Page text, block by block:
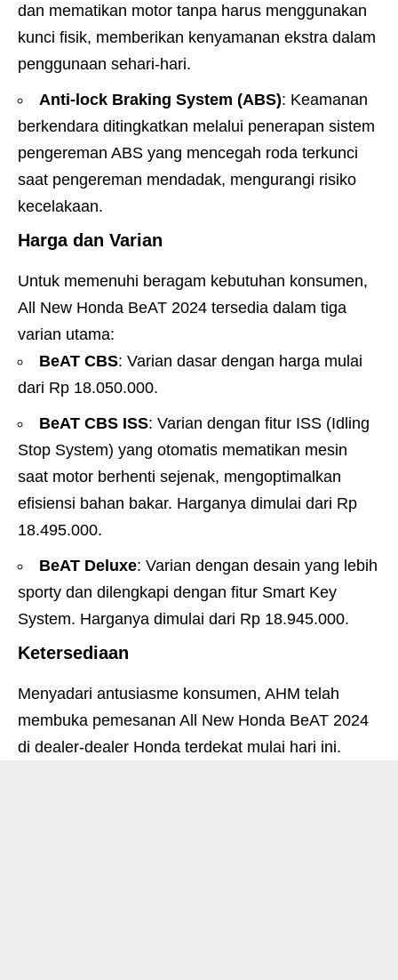
dan mematikan motor tanpa harus menggunakan
kunci fisik, memberikan kenyamanan ekstra dalam
penggunaan sehari-hari.
Anti-lock Braking System (ABS): Keamanan
berkendara ditingkatkan melalui penerapan sistem
pengereman ABS yang mencegah roda terkunci
saat pengereman mendadak, mengurangi risiko
kecelakaan.
Harga dan Varian
Untuk memenuhi beragam kebutuhan konsumen,
All New Honda BeAT 2024 tersedia dalam tiga
varian utama:
BeAT CBS: Varian dasar dengan harga mulai
dari Rp 18.050.000.
BeAT CBS ISS: Varian dengan fitur ISS (Idling
Stop System) yang otomatis mematikan mesin
saat motor berhenti sejenak, mengoptimalkan
efisiensi bahan bakar. Harganya dimulai dari Rp
18.495.000.
BeAT Deluxe: Varian dengan desain yang lebih
sporty dan dilengkapi dengan fitur Smart Key
System. Harganya dimulai dari Rp 18.945.000.
Ketersediaan
Menyadari antusiasme konsumen, AHM telah
membuka pemesanan All New Honda BeAT 2024
di dealer-dealer Honda terdekat mulai hari ini.